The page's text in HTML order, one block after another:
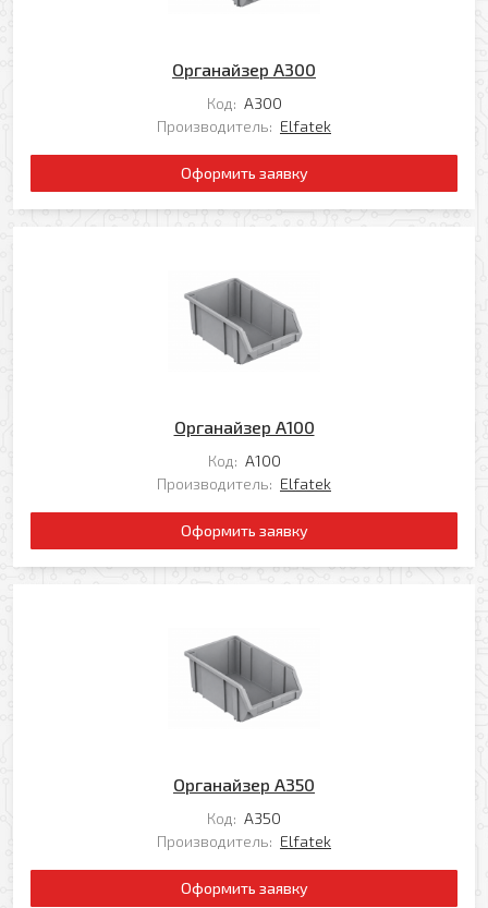
Органайзер А300
Код: А300
Производитель: Elfatek
Оформить заявку
Органайзер А100
Код: А100
Производитель: Elfatek
Оформить заявку
Органайзер А350
Код: А350
Производитель: Elfatek
Оформить заявку